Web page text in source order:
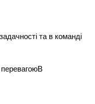
та в команді